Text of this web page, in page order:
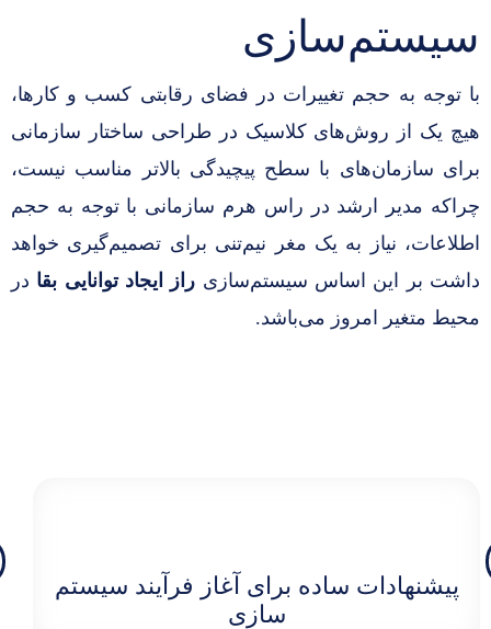
سیستم‌سازی
با توجه به حجم تغییرات در فضای رقابتی کسب و کارها،
هیچ یک از روش‌های کلاسیک در طراحی ساختار سازمانی
برای سازمان‌های با سطح پیچیدگی بالاتر مناسب نیست،
چراکه مدیر ارشد در راس هرم سازمانی با توجه به حجم
اطلاعات، نیاز به یک مغر نیم‌تنی برای تصمیم‌گیری خواهد
داشت بر این اساس سیستم‌سازی راز ایجاد توانایی بقا در
محیط متغیر امروز می‌باشد.
پیشنهادات ساده برای آغاز فرآیند سیستم‌
سازی